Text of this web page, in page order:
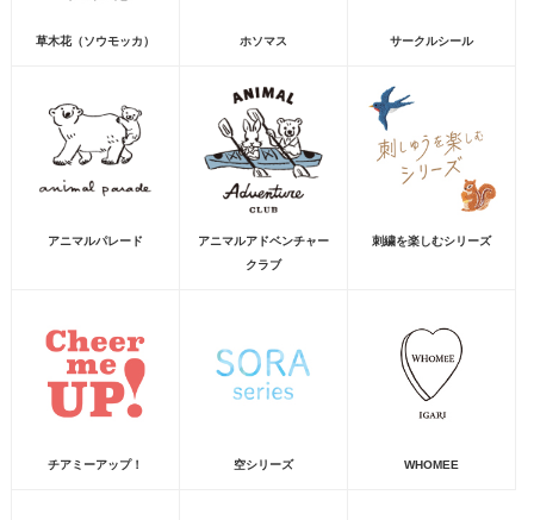
草木花（ソウモッカ） ホソマス サークルシール
アニマルパレード
アニマルアドベンチャー
クラブ
刺繍を楽しむシリーズ
チアミーアップ！ 空シリーズ WHOMEE